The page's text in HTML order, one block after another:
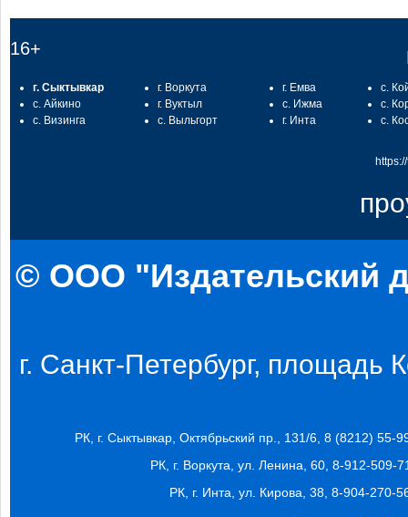
16+
г. Сыктывкар
с. Айкино
с. Визинга
г. Воркута
г. Вуктыл
с. Выльгорт
г. Емва
с. Ижма
г. Инта
с.
с.
с.
© ООО "Издательский
г. Санкт-Петербург, площадь
РК, г. Сыктывкар, Октябрьский пр., 131/6, 8 (8212) 55-
РК, г. Воркута, ул. Ленина, 60, 8-912-509-
РК, г. Инта, ул. Кирова, 38, 8-904-270-